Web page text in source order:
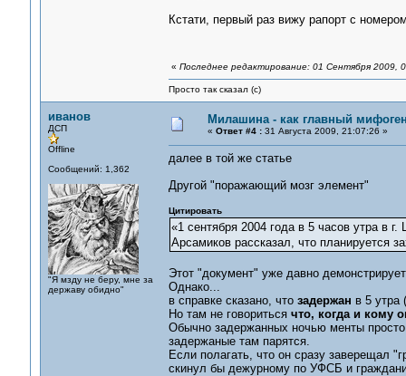
Кстати, первый раз вижу рапорт с
« Последнее редактирование: 01 Сентября 2009,
Просто так сказал (с)
иванов
ДСП
Offline
Сообщений: 1,362
"Я мзду не беру, мне за
державу обидно"
Милашина - как главный
« Ответ #4 :31 Августа 2009, 21:07:26 »
далее в той же статье
Другой "поражающий мозг элемент"
Цитировать
«1 сентября 2004 года в 5 часов утра в
Арсамиков рассказал, что планируется
Этот "документ" уже давно
Однако...
в справке сказано, что задержан в 5 утра
Но там не говориться что, когда и кому
Обычно задержанных ночью менты
задержаные там парятся.
Если полагать, что он сразу заверещал
скинул бы дежурному по УФСБ и